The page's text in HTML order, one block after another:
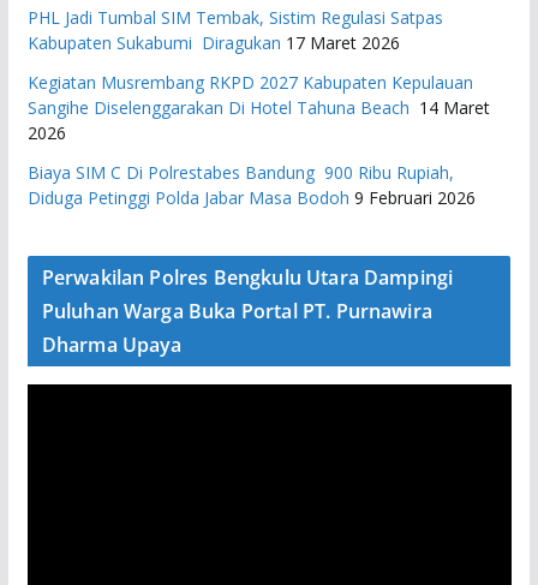
PHL Jadi Tumbal SIM Tembak, Sistim Regulasi Satpas
Kabupaten Sukabumi Diragukan 17 Maret 2026
Kegiatan Musrembang RKPD 2027 ​Kabupaten Kepulauan
Sangihe Diselenggarakan Di Hotel Tahuna Beach 14 Maret
2026
Biaya SIM C Di Polrestabes Bandung 900 Ribu Rupiah,
Diduga Petinggi Polda Jabar Masa Bodoh 9 Februari 2026
Perwakilan Polres Bengkulu Utara Dampingi
Puluhan Warga Buka Portal PT. Purnawira
Dharma Upaya